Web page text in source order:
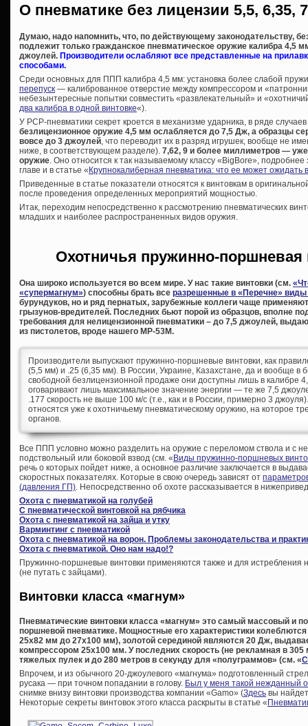
О пневматике без лицензии 5,5, 6,35,
Думаю, надо напомнить, что, по действующему законодательству,
подлежит только гражданское пневматическое оружие калибра 4,5
джоулей. Производители ослабляют все представленные на
способами.
Среди основных для ППП калибра 4,5 мм: установка более слабой
перепуск — калиброванное отверстие между компрессором и
небезынтересные попытки совместить «развлекательный» и
два калибра в одной винтовке«).
У PCP-пневматики секрет кроется в механизме ударника, в ряде
безлицензионное оружие 4,5 мм ослабляется до 7,5 Дж, а образцы
вовсе до 3 джоулей , что переводит их в разряд игрушек, вообще не
ниже, в соответствующем разделе). 7,62, 9 и более миллиметров —
оружие . Оно относится к так называемому классу «BigBore»,
главе и в статье «Крупнокалиберная пневматика: что ее может ожидать
Приведенные в статье показатели относятся к винтовкам в
после проведения определенных мероприятий мощностью.
Итак, переходим непосредственно к рассмотрению пневматических
младших и наиболее распространенных видов оружия.
Охотничья пружинно-
Она широко используется во всем мире. У нас такие винтовки (см.
«супермагнум») способны брать все разрешенные в «Перечне» виды
бурундуков, но и ряд пернатых, зарубежные коллеги чаще
грызунов-вредителей. Последних бьют порой из образцов, вполне
требования для нелицензионной пневматики – до 7,5 джоулей,
из пистолетов, вроде нашего МР-53М.
Производители выпускают пружинно-поршневые винтовки, как
(5,5 мм) и .25 (6,35 мм). В России, Украине, Казахстане, да и вообще в
свободной безлицензионной продаже они доступны лишь в калибре
оговаривают лишь максимальное значение энергии — те же 7,5
.177 скорость не выше 100 м/с (т.е., как и в России, примерно 3
относятся уже к охотничьему пневматическому оружию, на которое
органов.
Все ППП условно можно разделить на оружие с переломом ствола и с
подствольный или боковой взвод (см. « Виды пружинно-поршневых
речь о которых пойдет ниже, а основное различие заключается в
скоростных показателях. Которые в свою очередь зависят от
(давления ГП). Непосредственно об охоте рассказывается в
Охота с пневматикой на голубей
С пневматической винтовкой на рябчика
Охота с пневматикой на зайца и утку
Варминтинг с пневматикой
Охота с пневматикой на ворон. Проблемы законодательства и
Охота с пневматикой. Оно нам надо!?
Пружинно-поршневые винтовки применяются также и для истребления
(не путать с зайцами).
Винтовки класса «магнум»
Пневматические винтовки класса «магнум» это самый массовый и
поршневой пневматике. Мощностные его характеристики
25х82 мм до 27х100 мм), золотой серединой являются 20 Дж,
компрессором 25х100 мм. У последних скорость (не рекламная в
тяжелых пулек и до 280 метров в секунду для «полуграммов» (см. «
Впрочем, и из обычного 20-джоулевого «магнума» подготовленный
русака — при точном попадании в голову. Был у меня такой нежданный
снимке внизу винтовки производства компании «Gamo» (Здесь вы
Некоторые секреты винтовок этого класса раскрыты в статье «